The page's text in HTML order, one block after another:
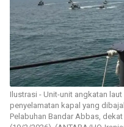
Ilustrasi - Unit-unit angkatan
penyelamatan kapal yang
Pelabuhan Bandar Abbas,